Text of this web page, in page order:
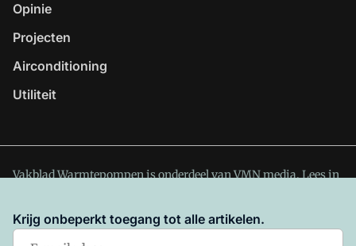
Opinie
Projecten
Airconditioning
Utiliteit
Vakblad Warmtepompen is onderdeel van VMN media. Lees in
deze site zijn de volgende regelingen van toepassing:
Algemene VoorwaardenenPrivacy en Cookie beleid|Privacy
Krijg onbeperkt toegang tot alle artikelen.